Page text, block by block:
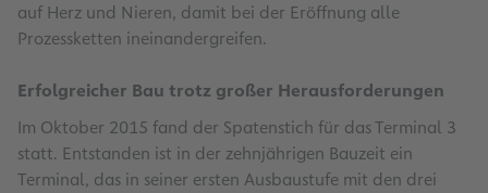
auf Herz und Nieren, damit bei der Eröffnung alle
Prozessketten ineinandergreifen.
Erfolgreicher Bau trotz großer Herausforderungen
Im Oktober 2015 fand der Spatenstich für das Terminal 3
statt. Entstanden ist in der zehnjährigen Bauzeit ein
Terminal, das in seiner ersten Ausbaustufe mit den drei